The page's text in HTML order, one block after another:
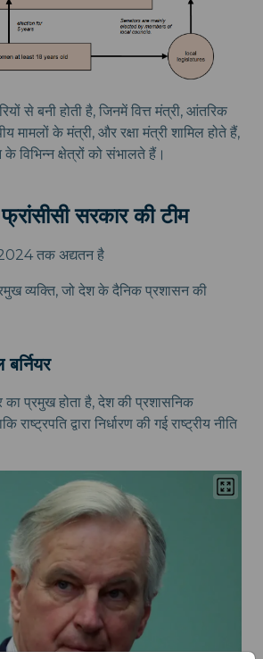
से बनी होती है, जिनमें वित्त मंत्री, आंतरिक
मामलों के मंत्री, और रक्षा मंत्री शामिल होते हैं,
विभिन्न क्षेत्रों को संभालते हैं।
सरकार की टीम
तक अद्यतन है
व्यक्ति, जो देश के दैनिक प्रशासन की
का प्रमुख होता है, देश की प्रशासनिक
राष्ट्रपति द्वारा निर्धारण की गई राष्ट्रीय नीति